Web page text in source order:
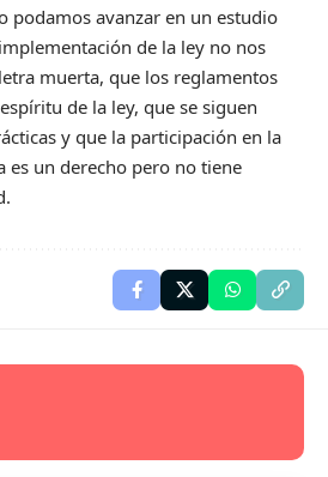
podamos avanzar en un estudio
de la ley no nos
muerta, que los reglamentos
de la ley, que se siguen
y que la participación en la
es un derecho pero no tiene